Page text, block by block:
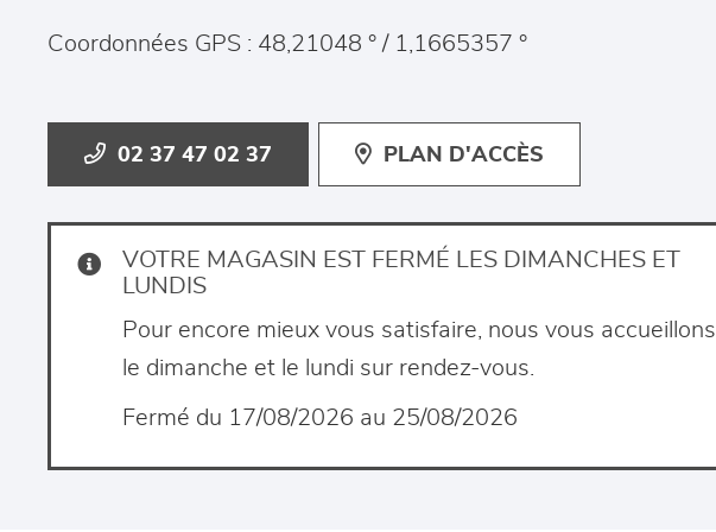
Coordonnées GPS : 48,21048 ° / 1,1665357 °
02 37 47 02 37 PLAN D'ACCÈS
VOTRE MAGASIN EST FERMÉ LES DIMANCHES ET
LUNDIS
Pour encore mieux vous satisfaire, nous vous accueillons
le dimanche et le lundi sur rendez-vous.
Fermé du 17/08/2026 au 25/08/2026